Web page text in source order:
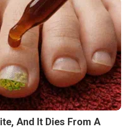
And It Dies From A